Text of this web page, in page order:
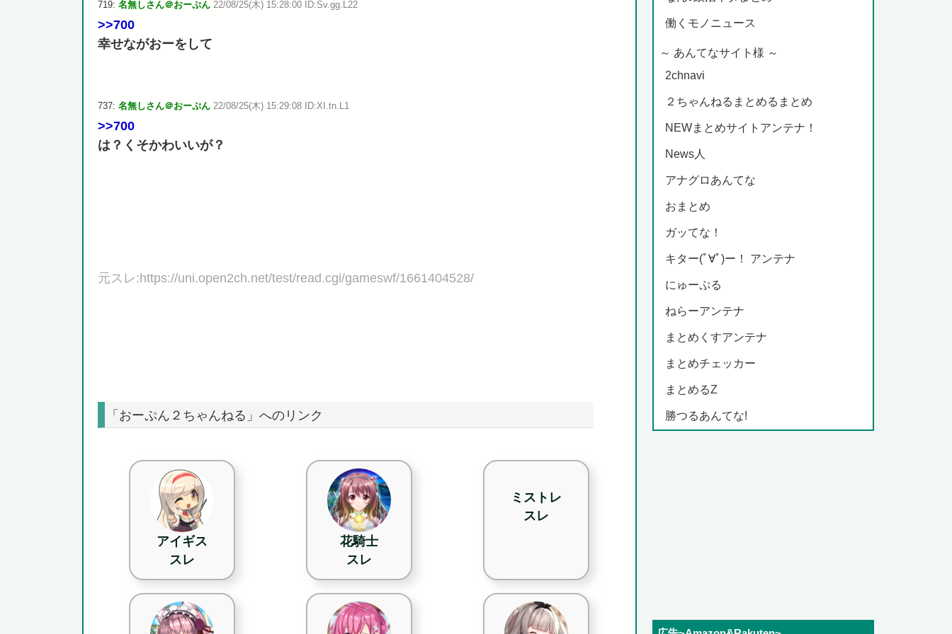
719: 名無しさん＠おーぷん 22/08/25(木) 15:28:00 ID:Sv.gg.L22
>>700
幸せながおーをして
737: 名無しさん＠おーぷん 22/08/25(木) 15:29:08 ID:XI.tn.L1
>>700
は？くそかわいいが？
元スレ:https://uni.open2ch.net/test/read.cgi/gameswf/1661404528/
「おーぷん２ちゃんねる」へのリンク
アイギス
スレ
花騎士
スレ
ミストレ
スレ
働くモノニュース
～ あんてなサイト様 ～
2chnavi
２ちゃんねるまとめるまとめ
NEWまとめサイトアンテナ！
News人
アナグロあんてな
おまとめ
ガッてな！
キター(ﾟ∀ﾟ)ー！ アンテナ
にゅーぷる
ねらーアンテナ
まとめくすアンテナ
まとめチェッカー
まとめるZ
勝つるあんてな!